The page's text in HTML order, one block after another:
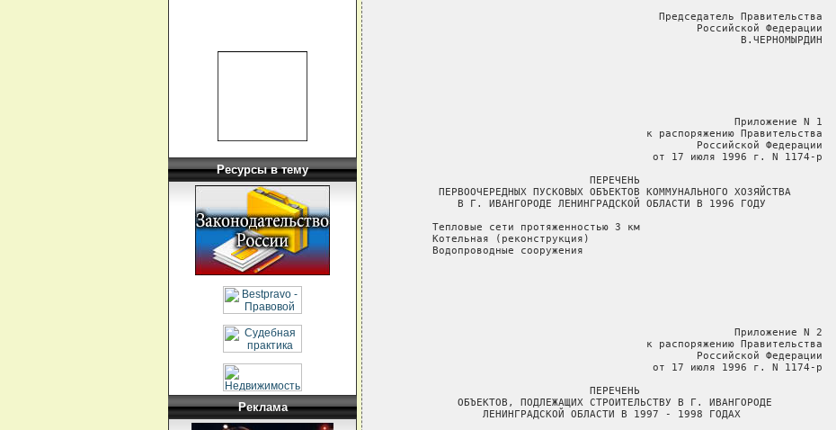
Ресурсы в тему
Реклама
                                           Председатель Правительства
                                                 Российской Федерации
                                                        В.ЧЕРНОМЫРДИН
                                                       Приложение N 1
                                         к распоряжению Правительства
                                                 Российской Федерации
                                          от 17 июля 1996 г. N 1174-р
                                ПЕРЕЧЕНЬ
        ПЕРВООЧЕРЕДНЫХ ПУСКОВЫХ ОБЪЕКТОВ КОММУНАЛЬНОГО ХОЗЯЙСТВА
           В Г. ИВАНГОРОДЕ ЛЕНИНГРАДСКОЙ ОБЛАСТИ В 1996 ГОДУ
       Тепловые сети протяженностью 3 км
       Котельная (реконструкция)
       Водопроводные сооружения
                                                       Приложение N 2
                                         к распоряжению Правительства
                                                 Российской Федерации
                                          от 17 июля 1996 г. N 1174-р
                                ПЕРЕЧЕНЬ
           ОБЪЕКТОВ, ПОДЛЕЖАЩИХ СТРОИТЕЛЬСТВУ В Г. ИВАНГОРОДЕ
               ЛЕНИНГРАДСКОЙ ОБЛАСТИ В 1997 - 1998 ГОДАХ